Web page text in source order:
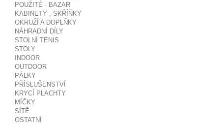
POUŽITÉ - BAZAR
KABINETY , SKŘÍŇKY
OKRUŽÍ A DOPLŇKY
NÁHRADNÍ DÍLY
STOLNÍ TENIS
STOLY
INDOOR
OUTDOOR
PÁLKY
PŘÍSLUŠENSTVÍ
KRYCÍ PLACHTY
MÍČKY
SÍTĚ
OSTATNÍ